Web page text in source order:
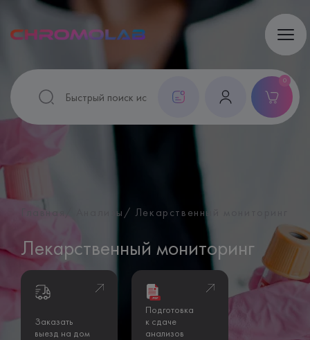
0
Главная Анализы Лекарственный мониторинг
Лекарственный мониторинг
Заказать
выезд на дом
Подготовка
к сдаче
анализов